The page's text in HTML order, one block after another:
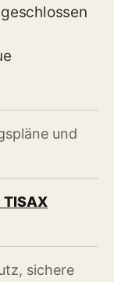
und
TISAX
sichere